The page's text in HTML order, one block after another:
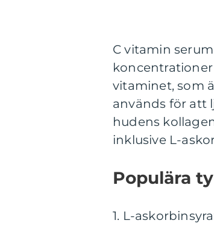
C vitamin
vitaminet, som
används för att
hudens
inklusive L-
Populära
1. L-